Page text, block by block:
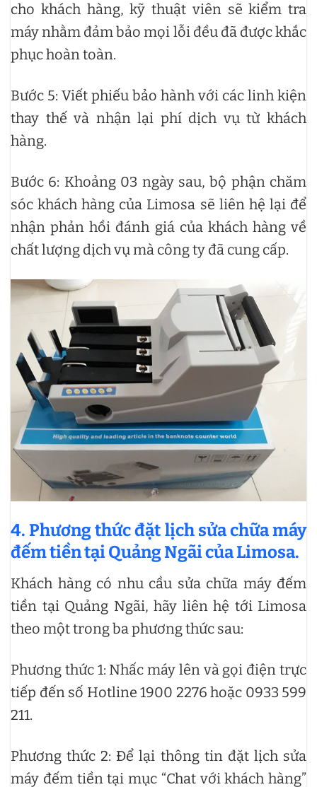
cho khách hàng, kỹ thuật viên sẽ kiểm tra
máy nhằm đảm bảo mọi lỗi đều đã được khắc
phục hoàn toàn.
Bước 5: Viết phiếu bảo hành với các linh kiện
thay thế và nhận lại phí dịch vụ từ khách
hàng.
Bước 6: Khoảng 03 ngày sau, bộ phận chăm
sóc khách hàng của Limosa sẽ liên hệ lại để
nhận phản hồi đánh giá của khách hàng về
chất lượng dịch vụ mà công ty đã cung cấp.
4. Phương thức đặt lịch sửa chữa máy
đếm tiền tại Quảng Ngãi của Limosa.
Khách hàng có nhu cầu sửa chữa máy đếm
tiền tại Quảng Ngãi, hãy liên hệ tới Limosa
theo một trong ba phương thức sau:
Phương thức 1: Nhấc máy lên và gọi điện trực
tiếp đến số Hotline 1900 2276 hoặc 0933 599
211.
Phương thức 2: Để lại thông tin đặt lịch sửa
máy đếm tiền tại mục “Chat với khách hàng”